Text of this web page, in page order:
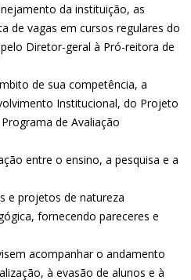
da instituição, as
de vagas em cursos regulares do
Diretor-geral à Pró-reitora de
de sua competência, a
Institucional, do Projeto
de Avaliação
entre o ensino, a pesquisa e a
e projetos de natureza
fornecendo pareceres e
acompanhar o andamento
à evasão de alunos e à